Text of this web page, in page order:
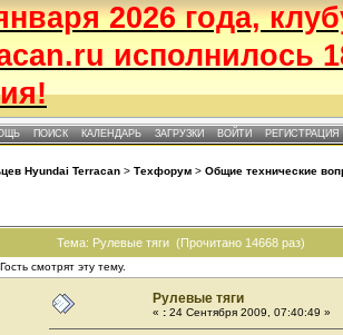
2026 года,
исполнилось
ПОИСК КАЛЕНДАРЬ ЗАГРУЗКИ ВОЙТИ РЕГИСТРАЦИЯ
Hyundai Terracan > Техфорум > Общие технические
Тема: Рулевые тяги (Прочитано 14668 раз)
смотрят эту тему.
Рулевые тяги
« : 24 Сентября 2009, 07:40:49 »